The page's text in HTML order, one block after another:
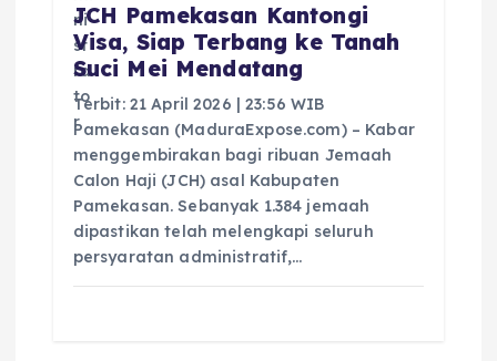
JCH Pamekasan Kantongi
Visa, Siap Terbang ke Tanah
Suci Mei Mendatang
Terbit: 21 April 2026 | 23:56 WIB
Pamekasan (MaduraExpose.com) – Kabar
menggembirakan bagi ribuan Jemaah
Calon Haji (JCH) asal Kabupaten
Pamekasan. Sebanyak 1.384 jemaah
dipastikan telah melengkapi seluruh
persyaratan administratif,…